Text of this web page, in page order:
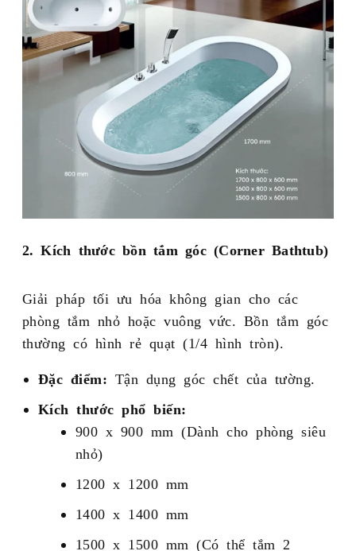
2. Kích thước bồn tắm góc (Corner Bathtub)
Giải pháp tối ưu hóa không gian cho các
phòng tắm nhỏ hoặc vuông vức. Bồn tắm góc
thường có hình rẻ quạt (1/4 hình tròn).
Đặc điểm: Tận dụng góc chết của tường.
Kích thước phổ biến:
900 x 900 mm (Dành cho phòng siêu
nhỏ)
1200 x 1200 mm
1400 x 1400 mm
1500 x 1500 mm (Có thể tắm 2